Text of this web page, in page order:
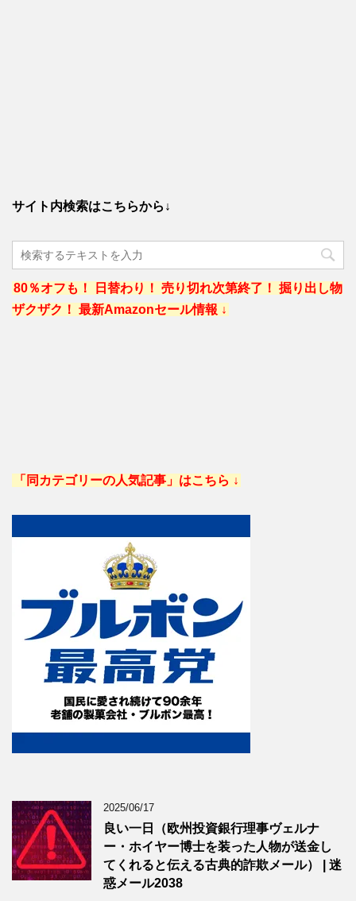
サイト内検索はこちらから↓
80％オフも！ 日替わり！ 売り切れ次第終了！ 掘り出し物
ザクザク！ 最新Amazonセール情報 ↓
「同カテゴリーの人気記事」はこちら ↓
2025/06/17
良い一日（欧州投資銀行理事ヴェルナ
ー・ホイヤー博士を装った人物が送金し
てくれると伝える古典的詐欺メール） | 迷
惑メール2038